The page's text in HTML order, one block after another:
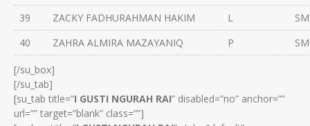
39
ZACKY FADHURAHMAN HAKIM L
40
ZAHRA ALMIRA MAZAYANIQ P
[/su_box]
[/su_tab]
[su_tab title=”I GUSTI NGURAH RAI” disabled=”no” anchor=””
url=”” target=”blank” class=””]